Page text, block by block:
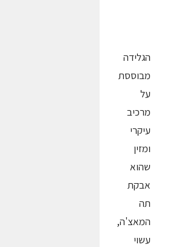
הגלידה
מבוססת
על
מרכיב
עיקרי
ומזין
שהוא
אבקת
תה
המאצ'ה,
עשוי